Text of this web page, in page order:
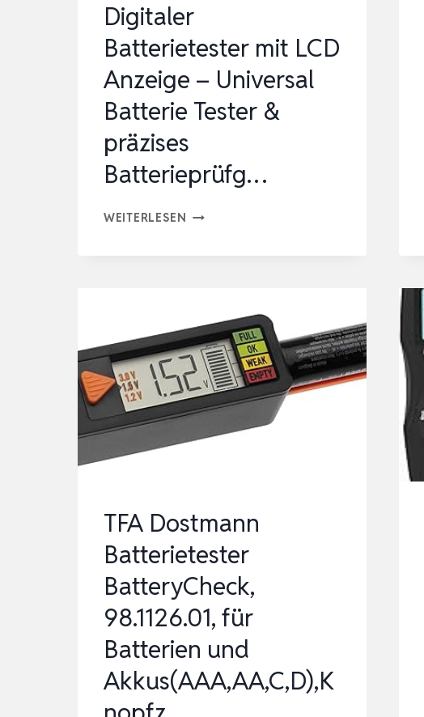
1.5V
KNOPFZELLEN-
BATTERIEN…
Digitaler
Batterietester mit LCD
Anzeige – Universal
Batterie Tester &
präzises
Batterieprüfg…
WEITERLESEN DIGITALER
–
UNIVERSAL
BATTERIE
TESTER
TFA Dostmann
Batterietester
BatteryCheck,
98.1126.01, für
Batterien und
Akkus(AAA,AA,C,D),K